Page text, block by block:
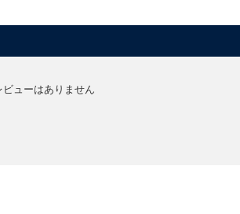
ビューはありません